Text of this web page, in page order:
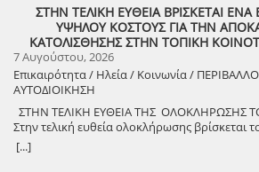
συμμετοχής στο γλέντι: 10 ευρώ ανά άτομο.
ΣΤΗΝ ΤΕΛΙΚΗ ΕΥΘΕΙΑ ΒΡΙΣΚΕΤΑΙ
ΥΨΗΛΟΥ ΚΟΣΤΟΥΣ ΓΙΑ ΤΗΝ
ΚΑΤΟΛΙΣΘΗΣΗΣ ΣΤΗΝ ΤΟΠΙΚΗ
7 Αυγούστου, 2026
Επικαιρότητα / Ηλεία / Κοινωνία /
ΑΥΤΟΔΙΟΙΚΗΣΗ
ΣΤΗΝ ΤΕΛΙΚΗ ΕΥΘΕΙΑ ΤΗΣ ΟΛΟΚΛΗΡΩΣΗΣ
Στην τελική ευθεία ολοκλήρωσης βρίσκεται
αποκατάστασης της κατολίσθησης στην Τ.Κ.
προϋπολογισμού 1,25 εκατομμυρίων ευρώ.
[...]